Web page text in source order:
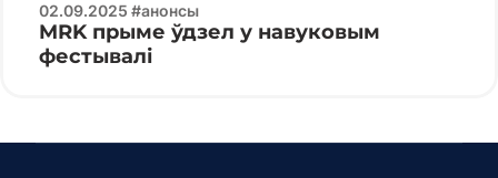
02.09.2025 #анонсы
MRK прыме ўдзел у навуковым
фестывалі